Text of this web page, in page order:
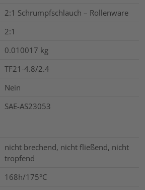
2:1 Schrumpfschlauch – Rollenware
2:1
0.010017 kg
TF21-4.8/2.4
Nein
SAE-AS23053
nicht brechend, nicht fließend, nicht
tropfend
168h/175°C